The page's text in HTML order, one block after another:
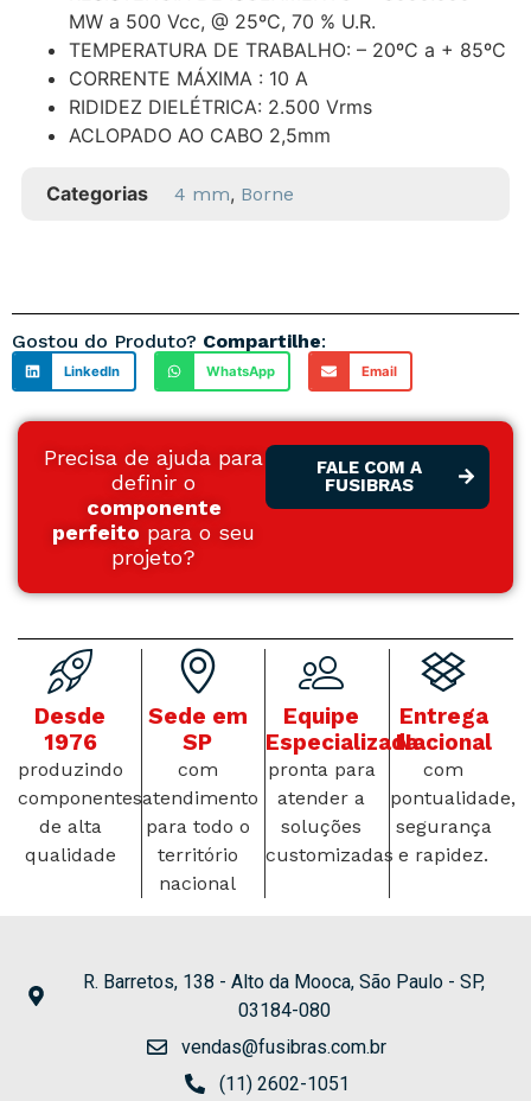
MW a 500 Vcc, @ 25ºC, 70 % U.R.
TEMPERATURA DE TRABALHO: – 20ºC a + 85ºC
CORRENTE MÁXIMA : 10 A
RIDIDEZ DIELÉTRICA: 2.500 Vrms
ACLOPADO AO CABO 2,5mm
Categorias 4 mm, Borne
Gostou do Produto? Compartilhe:
LinkedIn WhatsApp Email
Precisa de ajuda para
definir o
componente
perfeito para o seu
projeto?
FALE COM A
FUSIBRAS
Desde
1976
produzindo
componentes
de alta
qualidade
Sede em
SP
com
atendimento
para todo o
território
nacional
Equipe
Especializada
pronta para
atender a
soluções
customizadas
Entrega
Nacional
com
pontualidade,
segurança
e rapidez.
R. Barretos, 138 - Alto da Mooca, São Paulo - SP,
03184-080
vendas@fusibras.com.br
(11) 2602-1051